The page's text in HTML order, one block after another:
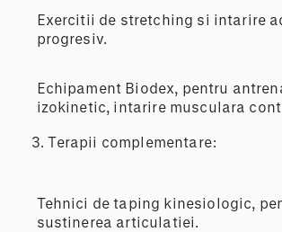
Exercitii de stretching si intarire
progresiv.
Echipament Biodex, pentru
izokinetic, intarire musculara
3. Terapii complementare:
Tehnici de taping kinesiologic,
sustinerea articulatiei.